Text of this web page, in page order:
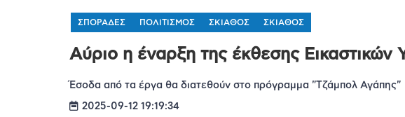
ΣΠΟΡΑΔΕΣ ΠΟΛΙΤΙΣΜΟΣ ΣΚΙΑΘΟΣ ΣΚΙΑΘΟΣ
Αύριο η έναρξη της έκθεσης
Έσοδα από τα έργα θα διατεθούν στο πρόγραμμα "Τζάμπολ Αγάπης"
2025-09-12 19:19:34